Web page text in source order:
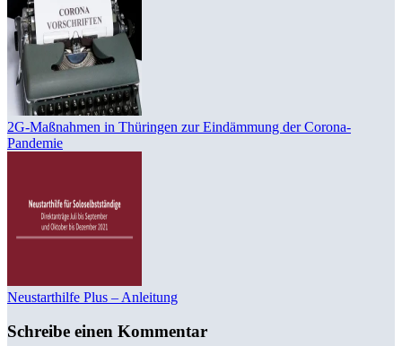
2G-Maßnahmen in Thüringen zur Eindämmung der Corona-
Pandemie
Neustarthilfe Plus – Anleitung
Schreibe einen Kommentar